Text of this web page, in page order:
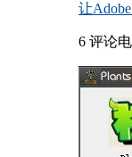
让
6 评论